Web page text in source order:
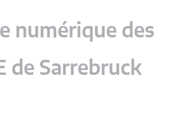
numérique des
de Sarrebruck